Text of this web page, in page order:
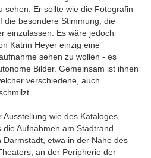
sehen. Er sollte wie die Fotografin
die besondere Stimmung, die
einzulassen. Es wäre jedoch
Katrin Heyer einzig eine
sehen zu wollen - es
Bilder. Gemeinsam ist ihnen
verschiedene, auch
wie des Kataloges,
Aufnahmen am Stadtrand
etwa in der Nähe des
an der Peripherie der